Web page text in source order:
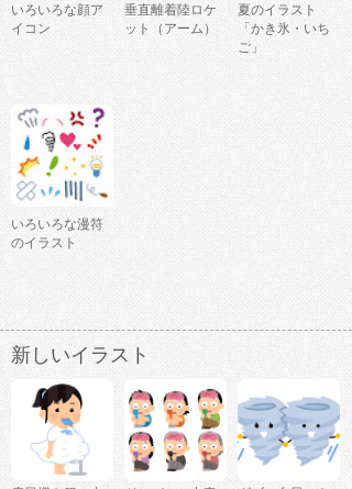
いろいろな顔ア
イコン
垂直離着陸ロケ
ット（アーム）
夏のイラスト
「かき氷・いち
ご」
いろいろな漫符
のイラスト
新しいイラスト